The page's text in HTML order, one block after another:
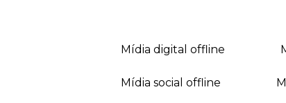
mídia digital offline
mídia social offline